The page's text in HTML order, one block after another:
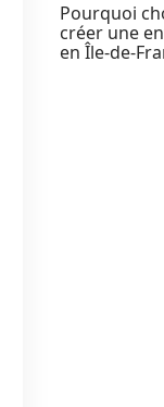
Pourquoi
créer une
en Île-de-